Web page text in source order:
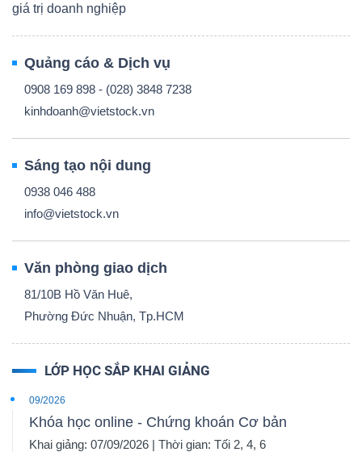
giá trị doanh nghiệp
Quảng cáo & Dịch vụ
0908 169 898 - (028) 3848 7238
kinhdoanh@vietstock.vn
Sáng tạo nội dung
0938 046 488
info@vietstock.vn
Văn phòng giao dịch
81/10B Hồ Văn Huê,
Phường Đức Nhuận, Tp.HCM
LỚP HỌC SẮP KHAI GIẢNG
09/2026
Khóa học online - Chứng khoán Cơ bản
Khai giảng: 07/09/2026 | Thời gian: Tối 2, 4, 6